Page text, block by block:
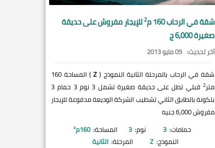
شقة فيالرحاب160 م 2للإيجار مفروش على حديقة
صغيرة 6,000 ج
آخر تحديث: 09 مايو 2013
شقة في الرحاب بالمرحلة الثانية النموذج ( Z
) المساحة 160
متر2
قبلي تطل على حديقة صغيرة تشمل 3 نوم 3 حمام 3
بلكونة بالطابق الثاني تشطيب الشركة الوديعة مدفوعة للإيجار
مفروش 6,000 جنيه
حمامات: 3 نوم: 3 المساحة: 160م²
النموذج: Z المرحلة: الثانية